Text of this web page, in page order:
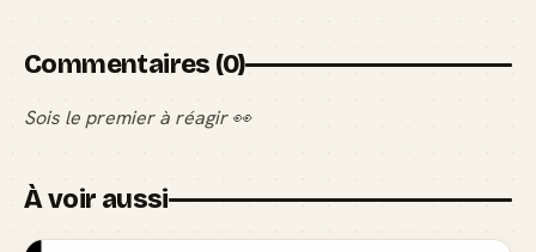
Commentaires (0)
Sois le premier à réagir 👀
À voir aussi